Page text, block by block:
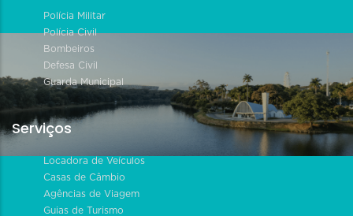
Polícia Militar
Polícia Civil
Bombeiros
Defesa Civil
Guarda Municipal
Serviços
Locadora de Veículos
Casas de Câmbio
Agências de Viagem
Guias de Turismo